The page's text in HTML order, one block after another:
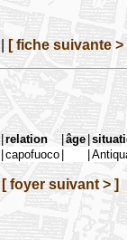
[ fiche suivante >
|relation |âge |
|capofuoco | |
[ foyer suivant > ]